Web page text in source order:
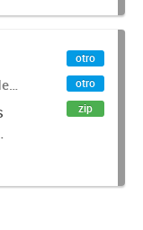
otro
otro
zip